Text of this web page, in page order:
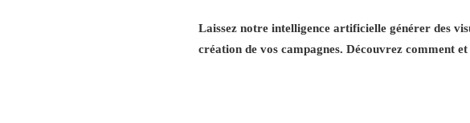
Laissez notre intelligence artificielle générer des
création de vos campagnes. Découvrez comment